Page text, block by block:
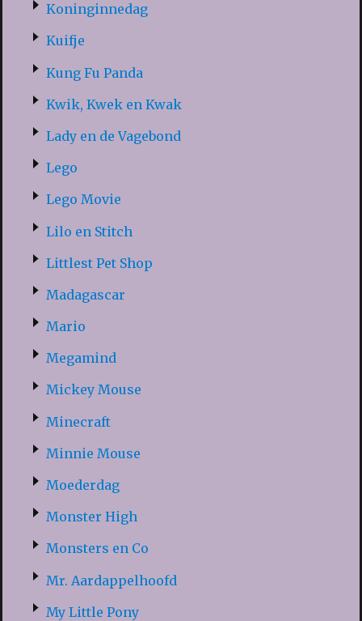
Koninginnedag
Kuifje
Kung Fu Panda
Kwik, Kwek en Kwak
Lady en de Vagebond
Lego
Lego Movie
Lilo en Stitch
Littlest Pet Shop
Madagascar
Mario
Megamind
Mickey Mouse
Minecraft
Minnie Mouse
Moederdag
Monster High
Monsters en Co
Mr. Aardappelhoofd
My Little Pony